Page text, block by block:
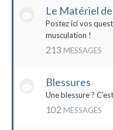
Le Matériel
Postez ici vos
musculation !
213 MESSAGES
Blessures
Une blessure ?
102 MESSAGES